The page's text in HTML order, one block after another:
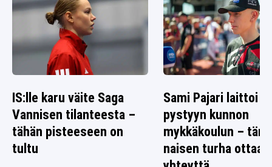
IS:lle karu väite Saga
Vannisen tilanteesta –
tähän pisteeseen on
tultu
Sami Pajari laittoi
pystyyn kunnon
mykkäkoulun –
naisen turha ottaa